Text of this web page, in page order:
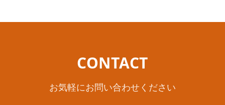
CONTACT
お気軽にお問い合わせください